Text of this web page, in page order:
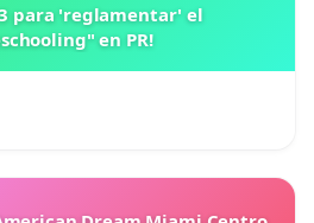
para 'reglamentar' el
en PR!